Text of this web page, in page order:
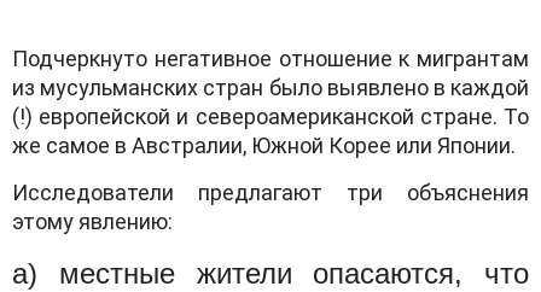
Подчеркнуто негативное отношение к мигрантам
из мусульманских стран было выявлено в каждой
(!) европейской и североамериканской стране. То
же самое в Австралии, Южной Корее или Японии.
Исследователи предлагают три объяснения
этому явлению:
а) местные жители опасаются, что